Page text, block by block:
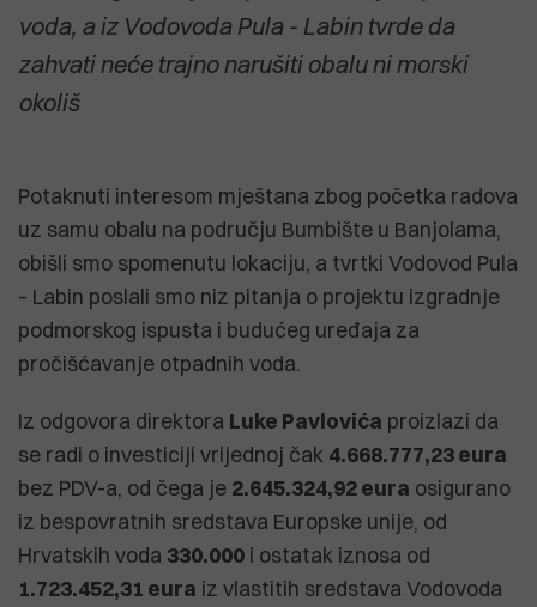
voda, a iz Vodovoda Pula - Labin tvrde da
zahvati neće trajno narušiti obalu ni morski
okoliš
Potaknuti interesom mještana zbog početka radova
uz samu obalu na području Bumbište u Banjolama,
obišli smo spomenutu lokaciju, a tvrtki Vodovod Pula
– Labin poslali smo niz pitanja o projektu izgradnje
podmorskog ispusta i budućeg uređaja za
pročišćavanje otpadnih voda.
Iz odgovora direktora Luke Pavlovića proizlazi da
se radi o investiciji vrijednoj čak 4.668.777,23 eura
bez PDV-a, od čega je 2.645.324,92 eura osigurano
iz bespovratnih sredstava Europske unije, od
Hrvatskih voda 330.000 i ostatak iznosa od
1.723.452,31 eura iz vlastitih sredstava Vodovoda